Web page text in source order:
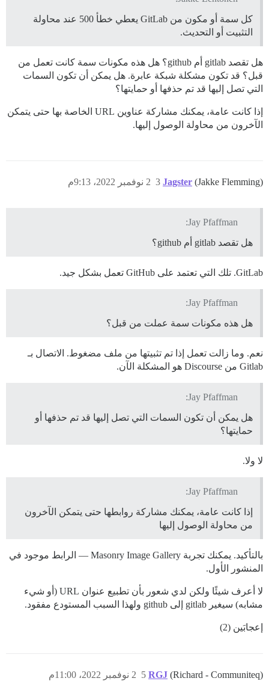
كل سمة أو مكون من GitLab يعطي خطأ 500 عند محاولة
التثبيت أو التحديث.
هل تقصد gitlab أم github؟ هل هذه مكونات سمة كانت تعمل من
قبل؟ قد تكون مشكلة شبكة عابرة. هل يمكن أن تكون السمات
التي تصل إليها قد تم حذفها أو حمايتها؟
إذا كانت عامة، يمكنك مشاركة عناوين URL الخاصة بها حتى يتمكن
الآخرون من محاولة الوصول إليها.
Jagster (Jakke Flemming) 2 نوفمبر 2022، 9:13م 3
Jay Pfaffman:
هل تقصد gitlab أم github؟
GitLab. تلك التي تعتمد على GitHub تعمل بشكل جيد.
Jay Pfaffman:
هل هذه مكونات سمة عملت من قبل؟
نعم. وما زالت تعمل إذا تم تثبيتها من ملف مضغوط. الاتصال بـ
Gitlab من Discourse هو المشكلة الآن.
Jay Pfaffman:
هل يمكن أن تكون السمات التي تصل إليها قد تم حذفها أو
حمايتها؟
لا ولا.
Jay Pfaffman:
إذا كانت عامة، يمكنك مشاركة روابطها حتى يتمكن الآخرون
من محاولة الوصول إليها
بالتأكيد. يمكنك تجربة Masonry Image Gallery — الرابط موجود في
المنشور الأول.
لا أعرف شيئًا ولكن لدي شعور بأن تطبيع عنوان URL (أو شيء
مشابه) سيغير gitlab إلى github ولهذا السبب المستودع مفقود.
إعجابَين (2)
RGJ (Richard - Communiteq) 2 نوفمبر 2022، 11:00م 5